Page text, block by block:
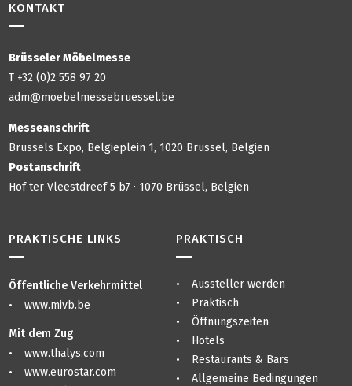
KONTAKT
Brüsseler Möbelmesse
T +32 (0)2 558 97 20
adm@moebelmessebruessel.be
Messeanschrift
Brussels Expo, Belgiëplein 1, 1020 Brüssel, Belgien
Postanschrift
Hof ter Vleestdreef 5 b7 · 1070 Brüssel, Belgien
PRAKTISCHE LINKS
Öffentliche Verkehrmittel
www.mivb.be
Mit dem Zug
www.thalys.com
www.eurostar.com
PRAKTISCH
Aussteller werden
Praktisch
Öffnungszeiten
Hotels
Restaurants & Bars
Allgemeine Bedingungen